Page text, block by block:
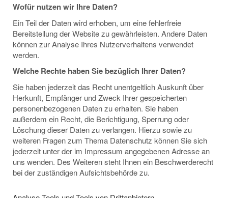
Wofür nutzen wir Ihre Daten?
Ein Teil der Daten wird erhoben, um eine fehlerfreie
Bereitstellung der Website zu gewährleisten. Andere Daten
können zur Analyse Ihres Nutzerverhaltens verwendet
werden.
Welche Rechte haben Sie bezüglich Ihrer Daten?
Sie haben jederzeit das Recht unentgeltlich Auskunft über
Herkunft, Empfänger und Zweck Ihrer gespeicherten
personenbezogenen Daten zu erhalten. Sie haben
außerdem ein Recht, die Berichtigung, Sperrung oder
Löschung dieser Daten zu verlangen. Hierzu sowie zu
weiteren Fragen zum Thema Datenschutz können Sie sich
jederzeit unter der im Impressum angegebenen Adresse an
uns wenden. Des Weiteren steht Ihnen ein Beschwerderecht
bei der zuständigen Aufsichtsbehörde zu.